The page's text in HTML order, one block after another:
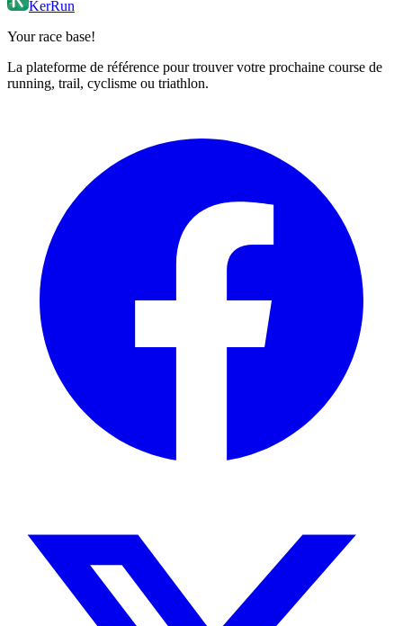
KerRun
Your race base!
La plateforme de référence pour trouver votre prochaine course de
running, trail, cyclisme ou triathlon.